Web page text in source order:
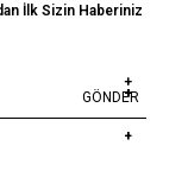
İlk Sizin Haberiniz
GÖNDER